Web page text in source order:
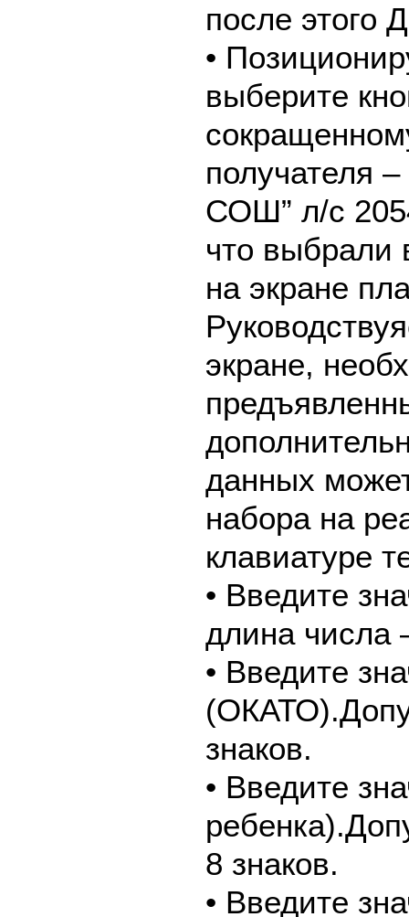
после
•
выберите
получателя
СОШ” л/с
что выбрали
на экране
экране,
данных
набора на
клавиатуре
• Введите
длина числа
• Введите
знаков.
• Введите
8 знаков.
• Введите